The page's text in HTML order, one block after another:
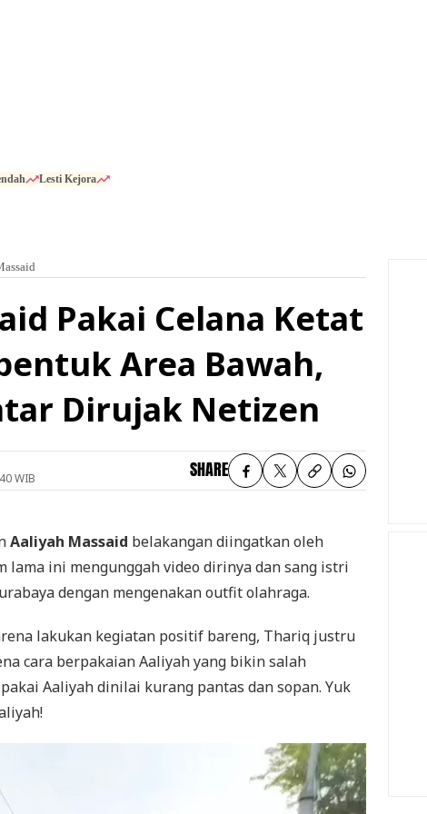
Lesti Kejora
Pakai Celana Ketat
Area Bawah,
Dirujak Netizen
WIB SHARE
Aaliyah Massaid belakangan diingatkan oleh
lama ini mengunggah video dirinya dan sang istri
dengan mengenakan outfit olahraga.
lakukan kegiatan positif bareng, Thariq justru
cara berpakaian Aaliyah yang bikin salah
Aaliyah dinilai kurang pantas dan sopan. Yuk